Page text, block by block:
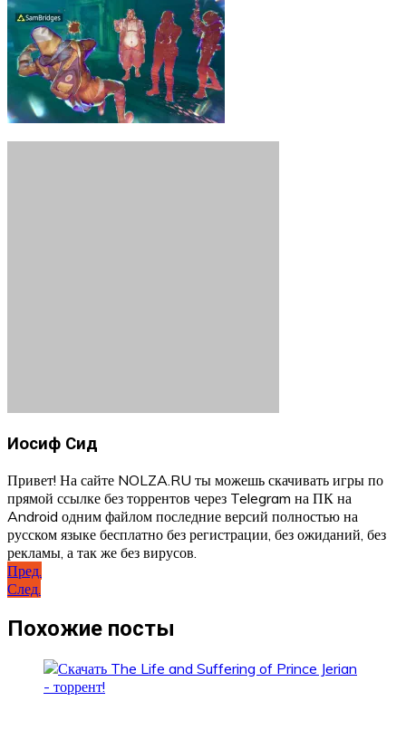
Иосиф Сид
Привет! На сайте NOLZA.RU ты можешь скачивать игры по
прямой ссылке без торрентов через Telegram на ПК на
Android одним файлом последние версий полностью на
русском языке бесплатно без регистрации, без ожиданий, без
рекламы, а так же без вирусов.
Навигация
по
записям
Пред.
След.
Похожие посты